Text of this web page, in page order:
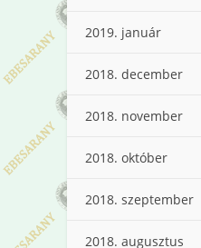
2019. január
2018. december
2018. november
2018. október
2018. szeptember
2018. augusztus